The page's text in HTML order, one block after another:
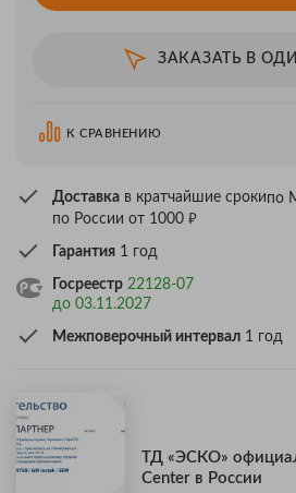
ЗАКАЗАТЬ В
К СРАВНЕНИЮ
Доставка в кратчайшие срокипо
по России от 1000 ₽
Гарантия 1 год
Госреестр 22128-07
до 03.11.2027
Межповерочный интервал 1 год
ТД «ЭСКО»
Center в России